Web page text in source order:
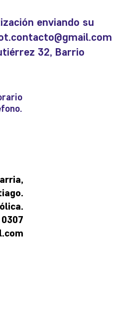
enviando su
32, Barrio